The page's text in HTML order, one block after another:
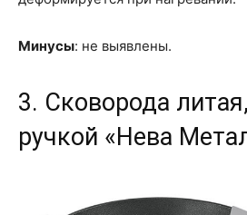
Минусы: не выявлены.
3. Сковорода
ручкой «Нева